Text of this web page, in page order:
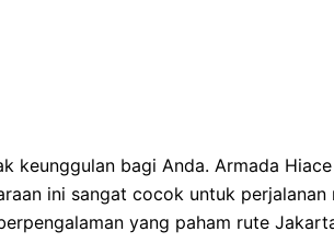
keunggulan bagi Anda. Armada
ini sangat cocok untuk
yang paham rute